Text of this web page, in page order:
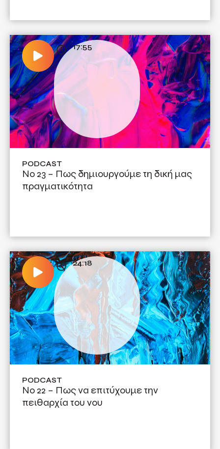
17:55
PODCAST
No 23 – Πως δημιουργούμε τη δική μας
πραγματικότητα
24:18
PODCAST
No 22 – Πως να επιτύχουμε την
πειθαρχία του νου